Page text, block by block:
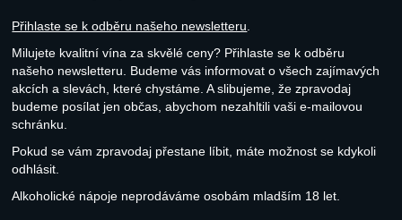
Přihlaste se k odběru našeho newsletteru
Milujete kvalitní vína za skvělé ceny? Přihlaste se k odběru
našeho newsletteru. Budeme vás informovat o všech zajímavých
akcích a slevách, které chystáme. A slibujeme, že zpravodaj
budeme posílat jen občas, abychom nezahltili vaši e-mailovou
schránku.
Pokud se vám zpravodaj přestane líbit, máte možnost se kdykoli
odhlásit.
Alkoholické nápoje neprodáváme osobám mladším 18 let.